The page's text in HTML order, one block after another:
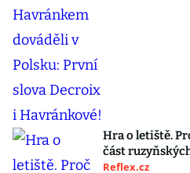
Hra o letiště.
část
Reflex.cz